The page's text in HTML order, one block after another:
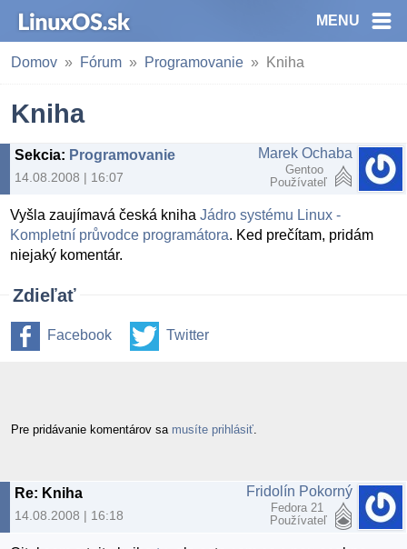
MENU
Domov Fórum Programovanie Kniha
Kniha
Sekcia: Programovanie
14.08.2008 | 16:07
Marek Ochaba
Gentoo
Používateľ
Vyšla zaujímavá česká knihaJádro systému Linux -
Kompletní průvodce programátora. Ked prečítam, pridám
niejaký komentár.
Zdieľať
Facebook Twitter
Pre pridávanie komentárov sa musíte prihlásiť
Re: Kniha
14.08.2008 | 16:18
Fridolín Pokorný
Fedora 21
Používateľ